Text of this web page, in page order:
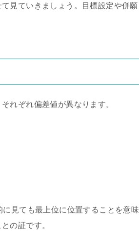
見ていきましょう。目標設定や併願
れぞれ偏差値が異なります。
見ても最上位に位置することを意味
の証です。